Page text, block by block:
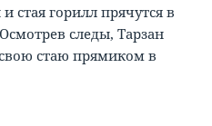
стая горилл прячутся в
следы, Тарзан
стаю прямиком в